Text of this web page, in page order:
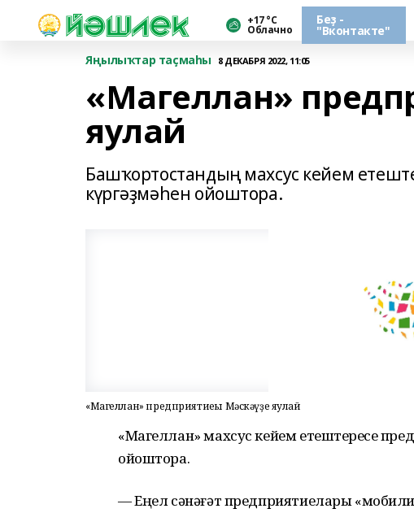
+17 °С
Облачно
Беҙ -
"Вконтакте"
Яңылыҡтар таҫмаһы
8 ДЕКАБРЯ 2022, 11:05
«Магеллан»
яулай
Башҡортостандың махсус кейем
күргәҙмәһен ойоштора.
«Магеллан» предприятиеһы Мәскәүҙе яулай
«Магеллан» махсус кейем етештереүсе
ойоштора.
— Еңел сәнәғәт предприятиелары